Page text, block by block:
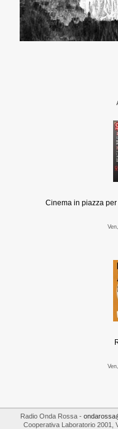
Cinema in piazza
Radio Onda Rossa-
Cooperativa Laboratorio 2001